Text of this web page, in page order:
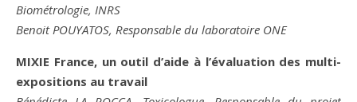
Biométrologie, INRS
Benoit POUYATOS, Responsable du laboratoire ONE
MIXIE France, un outil d’aide à l’évaluation des multi-
expositions au travail